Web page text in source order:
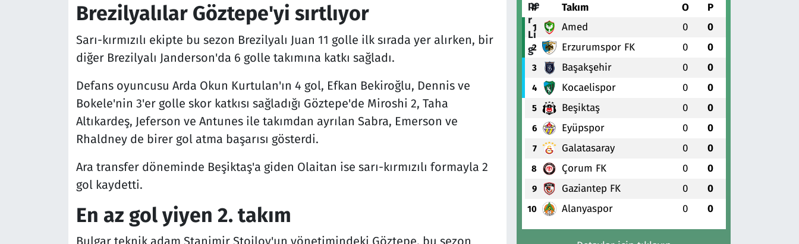
Brezilyalılar Göztepe'yi sırtlıyor
Sarı-kırmızılı ekipte bu sezon Brezilyalı Juan 11 golle ilk sırada yer alırken, bir
diğer Brezilyalı Janderson'da 6 golle takımına katkı sağladı.
Defans oyuncusu Arda Okun Kurtulan'ın 4 gol, Efkan Bekiroğlu, Dennis ve
Bokele'nin 3'er golle skor katkısı sağladığı Göztepe'de Miroshi 2, Taha
Altıkardeş, Jeferson ve Antunes ile takımdan ayrılan Sabra, Emerson ve
Rhaldney de birer gol atma başarısı gösterdi.
Ara transfer döneminde Beşiktaş'a giden Olaitan ise sarı-kırmızılı formayla 2
gol kaydetti.
En az gol yiyen 2. takım
# Takım O P
1 Amed 0 0
2 Erzurumspor FK 0 0
3 Başakşehir 0 0
4 Kocaelispor 0 0
5 Beşiktaş 0 0
6 Eyüpspor 0 0
7 Galatasaray 0 0
8 Çorum FK 0 0
9 Gaziantep FK 0 0
10 Alanyaspor 0 0